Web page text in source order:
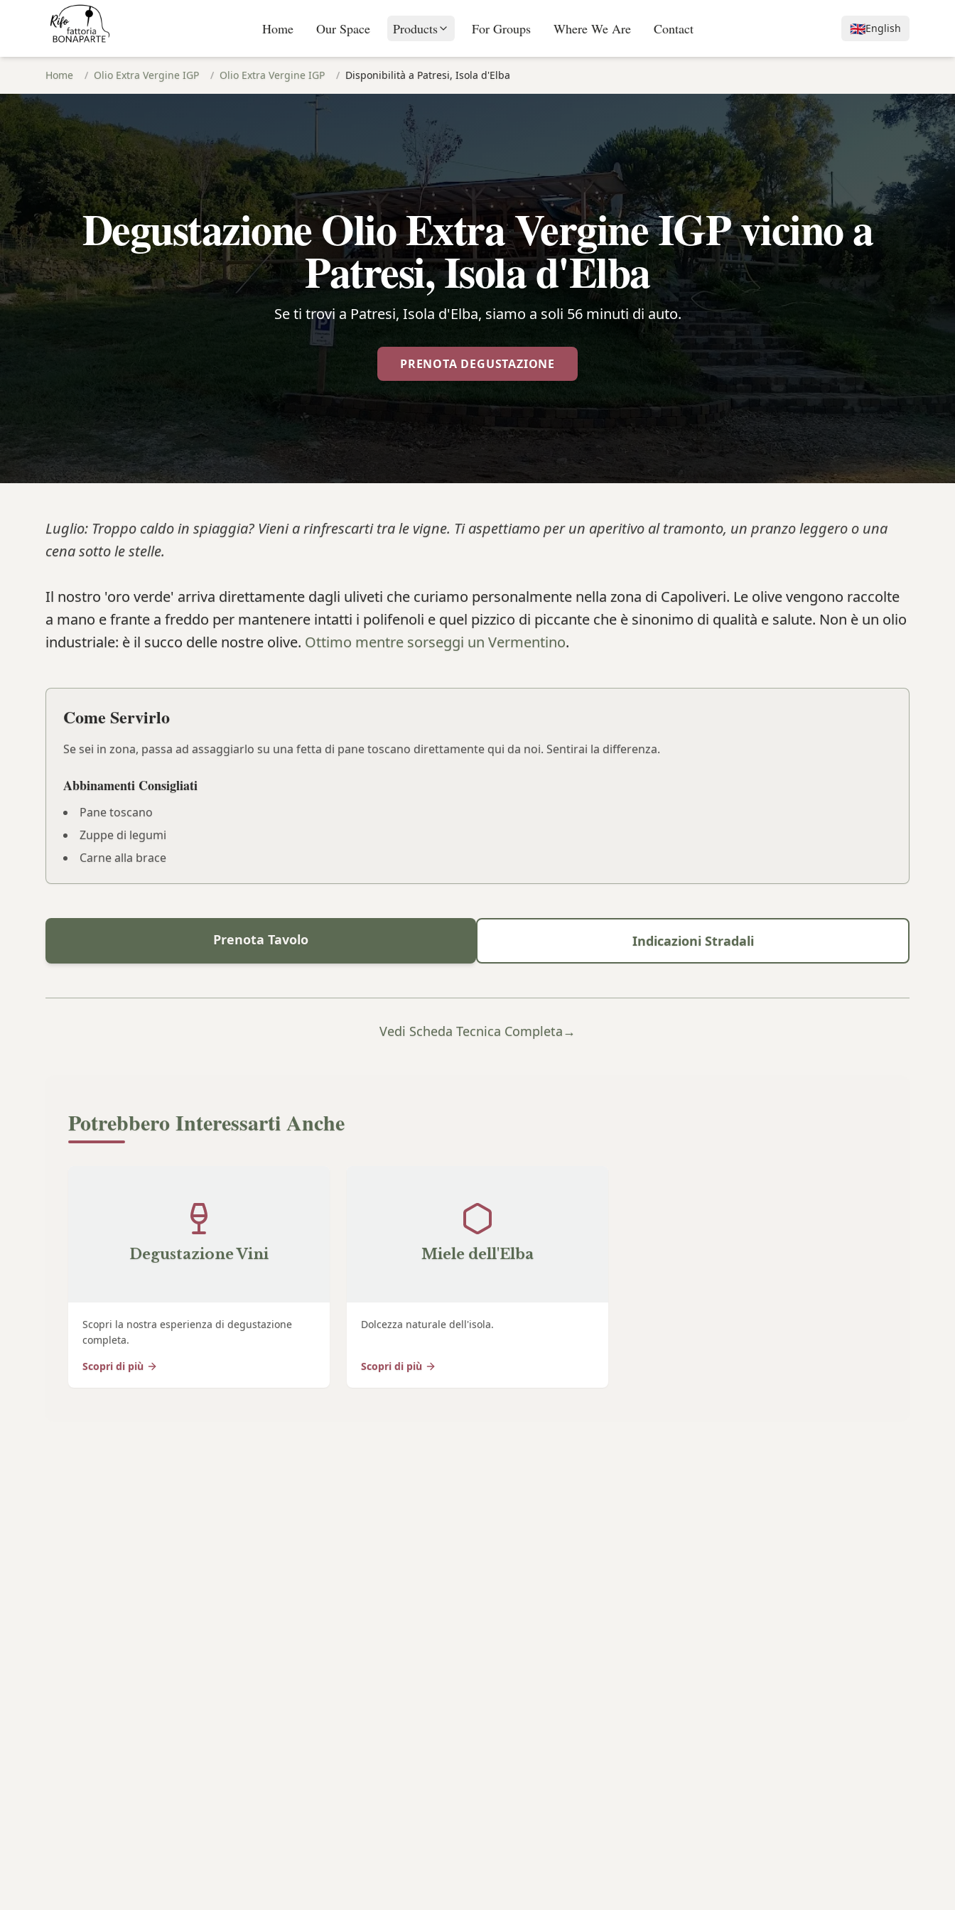
Home Our Space Products For Groups Where We Are Contact 🇬🇧English
Home / Olio Extra Vergine IGP / Olio Extra Vergine IGP / Disponibilità a Patresi, Isola d'Elba
Degustazione Olio Extra Vergine IGP vicino a
Patresi, Isola d'Elba
Se ti trovi a Patresi, Isola d'Elba, siamo a soli 56 minuti di auto.
PRENOTA DEGUSTAZIONE
Luglio: Troppo caldo in spiaggia? Vieni a rinfrescarti tra le vigne. Ti aspettiamo per un aperitivo al tramonto, un pranzo leggero o una
cena sotto le stelle.
Il nostro 'oro verde' arriva direttamente dagli uliveti che curiamo personalmente nella zona di Capoliveri. Le olive vengono raccolte
a mano e frante a freddo per mantenere intatti i polifenoli e quel pizzico di piccante che è sinonimo di qualità e salute. Non è un olio
industriale: è il succo delle nostre olive. Ottimo mentre sorseggi un Vermentino.
Come Servirlo
Se sei in zona, passa ad assaggiarlo su una fetta di pane toscano direttamente qui da noi. Sentirai la differenza.
Abbinamenti Consigliati
Pane toscano
Zuppe di legumi
Carne alla brace
Prenota Tavolo Indicazioni Stradali
Vedi Scheda Tecnica Completa→
Potrebbero Interessarti Anche
Degustazione Vini
Scopri la nostra esperienza di degustazione
completa.
Scopri di più
Miele dell'Elba
Dolcezza naturale dell'isola.
Scopri di più